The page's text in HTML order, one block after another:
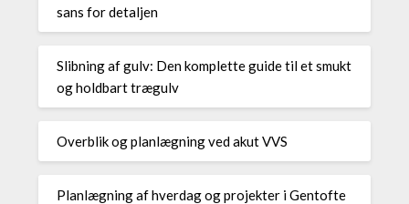
sans for detaljen
Slibning af gulv: Den komplette guide til et smukt
og holdbart trægulv
Overblik og planlægning ved akut VVS
Planlægning af hverdag og projekter i Gentofte